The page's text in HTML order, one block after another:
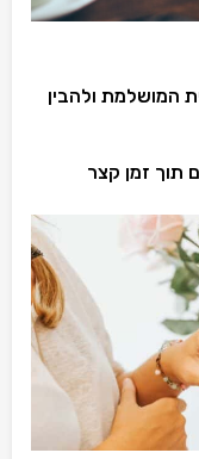
המושלמת ולהבין
תוך זמן קצר